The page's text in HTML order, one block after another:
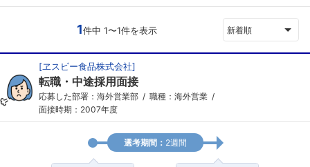
1件中 1〜1件を表示 新着順
[ヱスビー食品株式会社]
転職・中途採用面接
応募した部署：海外営業部
職種：海外営業
面接時期：2007年度
選考期間： 2週間